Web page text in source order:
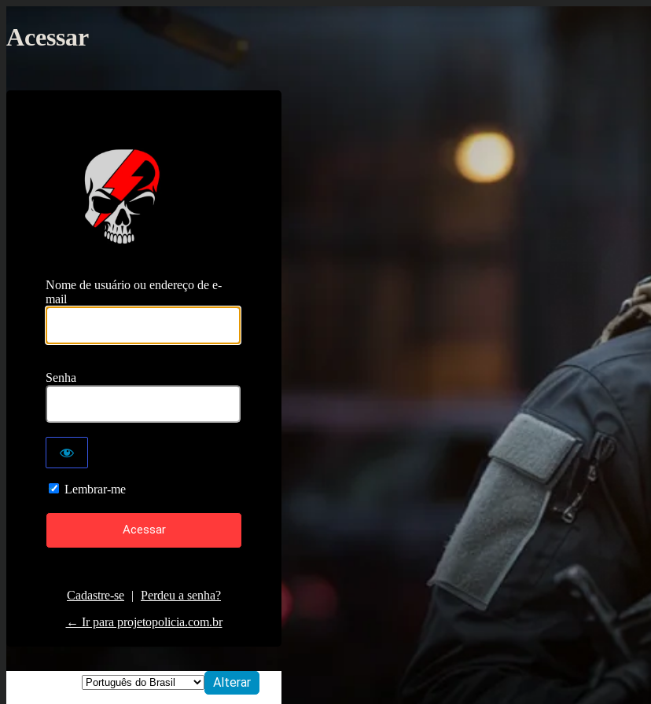
Acessar
https://projetopolicia.com.br
Nome de usuário ou endereço de e-
mail
Senha
Lembrar-me
Cadastre-se | Perdeu a senha?
← Ir para projetopolicia.com.br